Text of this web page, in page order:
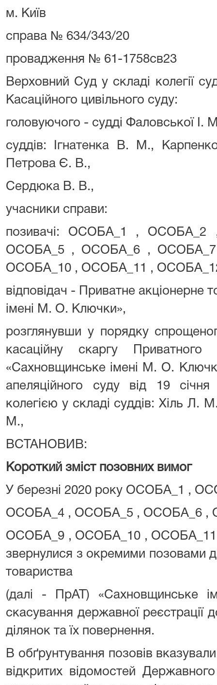
м. Київ
справа № 634/343/20
провадження № 61-1758св23
Верховний Суд у складі колегії
Касаційного цивільного суду:
головуючого - судді Фаловської І.
суддів: Ігнатенка В. М.,
Петрова Є. В.,
Сердюка В. В.,
учасники справи:
позивачі: ОСОБА_1 ,
ОСОБА_5 , ОСОБА_6 ,
ОСОБА_10 , ОСОБА_11 ,
відповідач - Приватне акціонерне
імені М. О. Ключки»,
розглянувши у порядку
касаційну скаргу Приватного
«Сахновщинське імені М. О.
апеляційного суду від 19
колегією у складі суддів: Хіль
М.,
ВСТАНОВИВ:
Короткий зміст позовних вимог
У березні 2020 року ОСОБА_1 ,
ОСОБА_4 , ОСОБА_5 , ОСОБА_6 ,
ОСОБА_9 , ОСОБА_10 ,
звернулися з окремими позовами
товариства
(далі - ПрАТ)
скасування державної реєстрації
ділянок та їх повернення.
В обґрунтування позовів
відкритих відомостей